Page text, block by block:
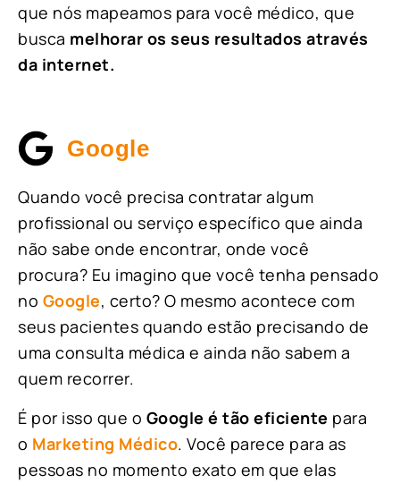
que nós mapeamos para você médico, que
busca melhorar os seus resultados através
da internet.
Google
Quando você precisa contratar algum
profissional ou serviço específico que ainda
não sabe onde encontrar, onde você
procura? Eu imagino que você tenha pensado
no Google, certo? O mesmo acontece com
seus pacientes quando estão precisando de
uma consulta médica e ainda não sabem a
quem recorrer.
É por isso que o Google é tão eficiente para
o Marketing Médico. Você parece para as
pessoas no momento exato em que elas